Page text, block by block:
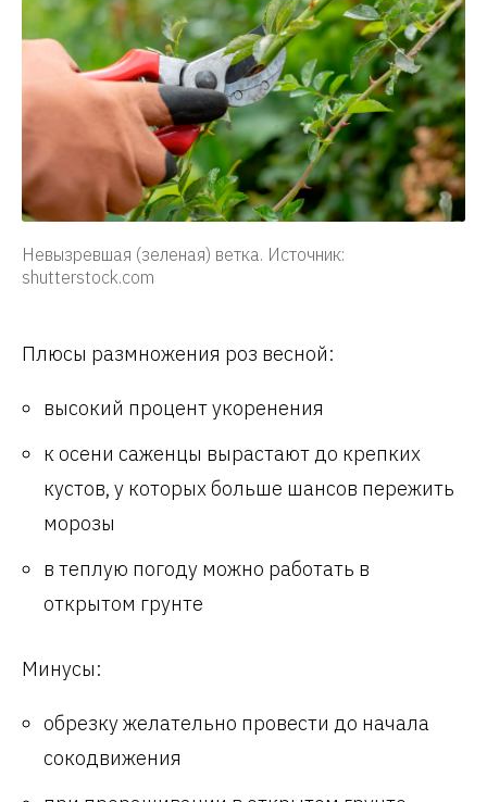
Невызревшая (зеленая) ветка. Источник:
shutterstock.com
Плюсы размножения роз весной:
высокий процент укоренения
к осени саженцы вырастают до крепких
кустов, у которых больше шансов пережить
морозы
в теплую погоду можно работать в
открытом грунте
Минусы:
обрезку желательно провести до начала
сокодвижения